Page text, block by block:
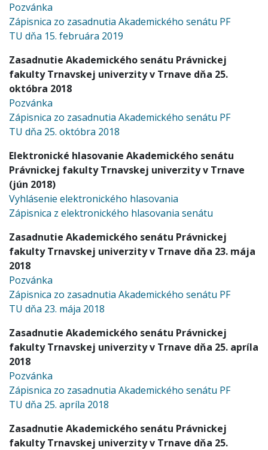
Pozvánka
Zápisnica zo zasadnutia Akademického senátu PF
TU dňa 15. februára 2019
Zasadnutie Akademického senátu Právnickej
fakulty Trnavskej univerzity v Trnave dňa 25.
októbra 2018
Pozvánka
Zápisnica zo zasadnutia Akademického senátu PF
TU dňa 25. októbra 2018
Elektronické hlasovanie Akademického senátu
Právnickej fakulty Trnavskej univerzity v Trnave
(jún 2018)
Vyhlásenie elektronického hlasovania
Zápisnica z elektronického hlasovania senátu
Zasadnutie Akademického senátu Právnickej
fakulty Trnavskej univerzity v Trnave dňa 23. mája
2018
Pozvánka
Zápisnica zo zasadnutia Akademického senátu PF
TU dňa 23. mája 2018
Zasadnutie Akademického senátu Právnickej
fakulty Trnavskej univerzity v Trnave dňa 25. apríla
2018
Pozvánka
Zápisnica zo zasadnutia Akademického senátu PF
TU dňa 25. apríla 2018
Zasadnutie Akademického senátu Právnickej
fakulty Trnavskej univerzity v Trnave dňa 25.